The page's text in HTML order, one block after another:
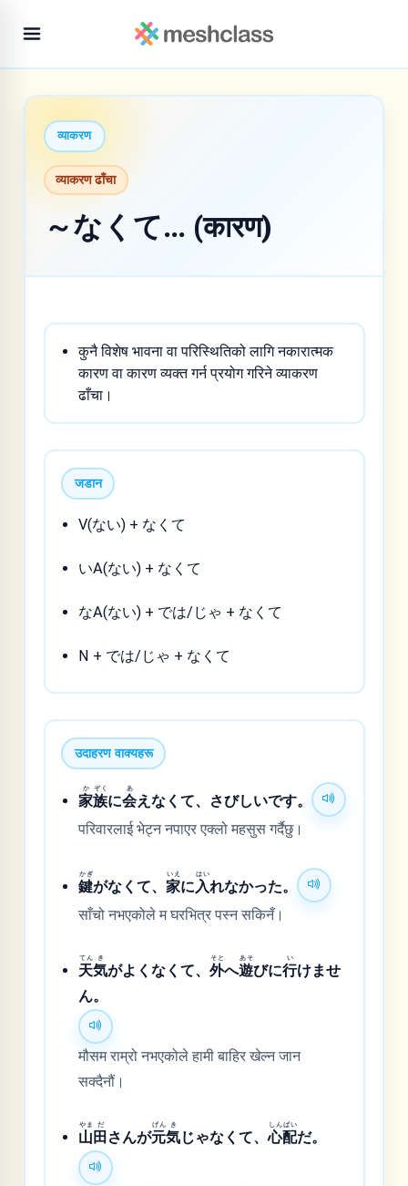
व्याकरण
व्याकरण ढाँचा
～なくて… (कारण)
कुनै विशेष भावना वा परिस्थितिको लागि नकारात्मक
कारण वा कारण व्यक्त गर्न प्रयोग गरिने व्याकरण
ढाँचा।
जडान
V(ない) + なくて
いA(ない) + なくて
なA(ない) + では/じゃ + なくて
N + では/じゃ + なくて
उदाहरण वाक्यहरू
家
か
族
ぞく
に会
あ
えなくて、さびしいです。
परिवारलाई भेट्न नपाएर एक्लो महसुस गर्दैछु।
鍵
かぎ
がなくて、家
いえ
に入
はい
れなかった。
साँचो नभएकोले म घरभित्र पस्न सकिनँ।
天
てん
気
き
がよくなくて、外
そと
へ遊
あそ
びに行
い
けませ
ん。
मौसम राम्रो नभएकोले हामी बाहिर खेल्न जान
सक्दैनौं।
山
やま
田
だ
さんが元
げん
気
き
じゃなくて、心
しん
配
ぱい
だ。